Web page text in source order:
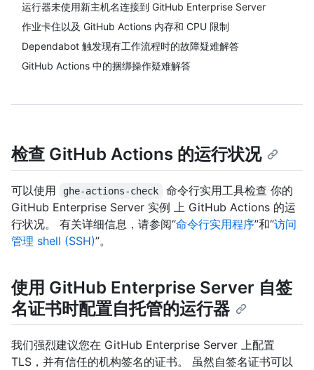
运行器未使用新主机名连接到 GitHub Enterprise Server
作业卡住以及 GitHub Actions 内存和 CPU 限制
Dependabot 触发现有工作流程时的故障疑难解答
GitHub Actions 中的捆绑操作疑难解答
检查 GitHub Actions 的运行状况
可以使用 ghe-actions-check
命令行实用工具检查 你的
GitHub Enterprise Server 实例 上 GitHub Actions 的运
行状况。 有关详细信息，请参阅“命令行实用程序”和“访问
管理 shell (SSH)”。
使用 GitHub Enterprise Server 自签
名证书时配置自托管的运行器
我们强烈建议您在 GitHub Enterprise Server 上配置
TLS，并有信任的机构签名的证书。 虽然自签名证书可以